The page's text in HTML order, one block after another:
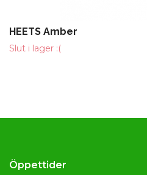
HEETS Amber
Slut i lager :(
Öppettider